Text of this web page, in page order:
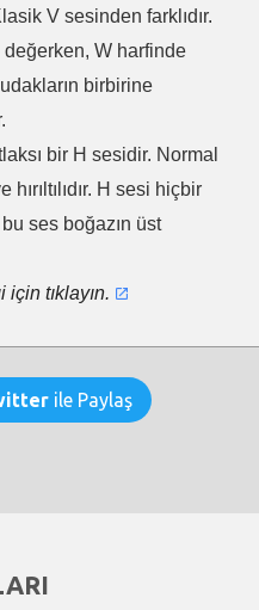
V sesinden farklıdır.
W harfinde
birbirine
bir H sesidir. Normal
H sesi hiçbir
ses boğazın üst
için tıklayın.
ile Paylaş